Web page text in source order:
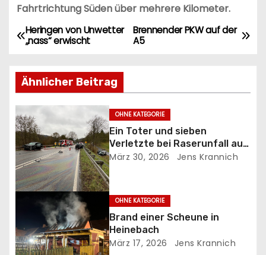
Fahrtrichtung Süden über mehrere Kilometer.
B
i
t
r
a
g
n
Brennender PKW auf der
A5
Heringen von Unwetter
„nass“ erwischt
Ähnlicher Beitrag
OHNE KATEGORIE
Ein Toter und sieben
Verletzte bei Raserunfall auf
der B27
März 30, 2026 Jens Krannich
OHNE KATEGORIE
Brand einer Scheune in
Heinebach
März 17, 2026 Jens Krannich